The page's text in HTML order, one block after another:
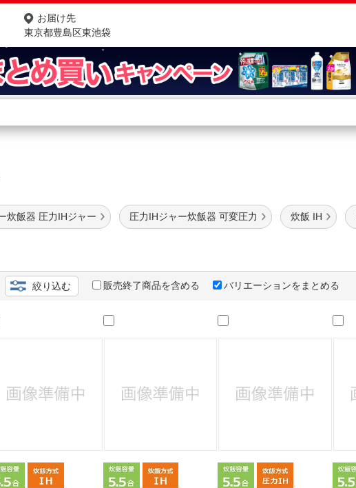
お届け先
東京都豊島区東池袋
ご利用ガイド
よくある質問・お問合せ
店舗情報・店舗一覧
炊飯器 圧力IHジャー 圧力IHジャー炊飯器 可変圧力 炊飯 IH
絞り込む 販売終了商品を含める バリエーションをまとめる